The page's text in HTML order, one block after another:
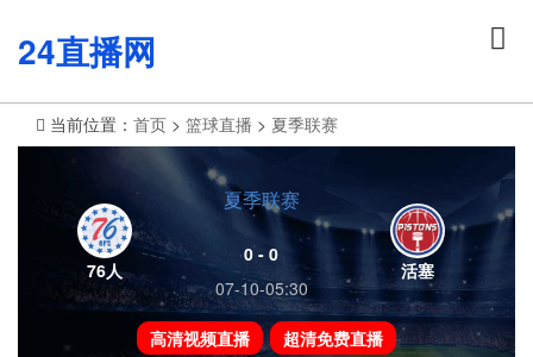
24直播网
当前位置： 首页 > 篮球直播 > 夏季联赛
76人
夏季联赛
0 - 0
07-10-05:30
活塞
高清视频直播 超清免费直播